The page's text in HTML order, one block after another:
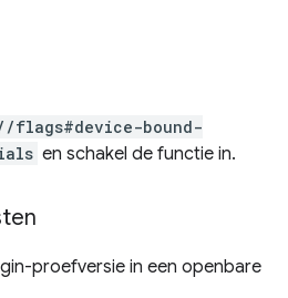
flags#device-bound-
en schakel de functie in.
proefversie in een openbare